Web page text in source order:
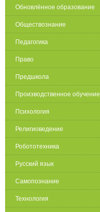
Обновлённое образование
Обществознание
Педагогика
Право
Предшкола
Производственное обучение
Психология
Религиоведение
Робототехника
Русский язык
Самопознание
Технология